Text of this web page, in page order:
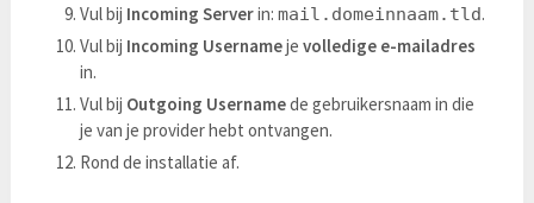
Vul bij Incoming Serverin:mail.domeinnaam.tld.
Vul bij Incoming Usernamejevolledige e-mailadres
in.
Vul bij Outgoing Usernamede gebruikersnaam in die
je van je provider hebt ontvangen.
Rond de installatie af.